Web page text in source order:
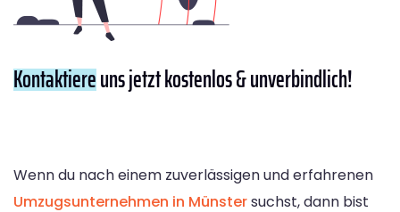
Kontaktiereuns jetzt kostenlos & unverbindlich!
Wenn du nach einem zuverlässigen und erfahrenen
Umzugsunternehmen in Münstersuchst, dann bist